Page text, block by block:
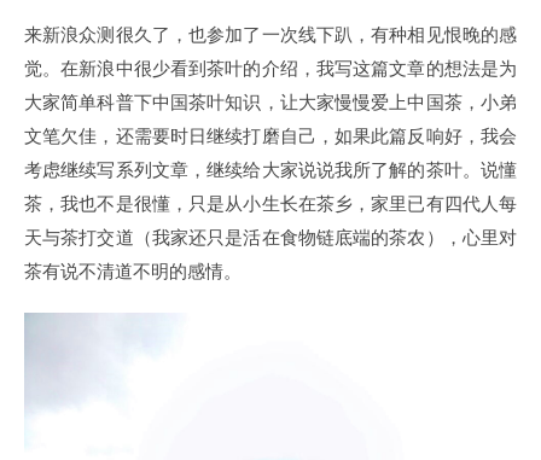
来新浪众测很久了，也参加了一次线下趴，有种相见恨晚的感
觉。在新浪中很少看到茶叶的介绍，我写这篇文章的想法是为
大家简单科普下中国茶叶知识，让大家慢慢爱上中国茶，小弟
文笔欠佳，还需要时日继续打磨自己，如果此篇反响好，我会
考虑继续写系列文章，继续给大家说说我所了解的茶叶。说懂
茶，我也不是很懂，只是从小生长在茶乡，家里已有四代人每
天与茶打交道（我家还只是活在食物链底端的茶农），心里对
茶有说不清道不明的感情。